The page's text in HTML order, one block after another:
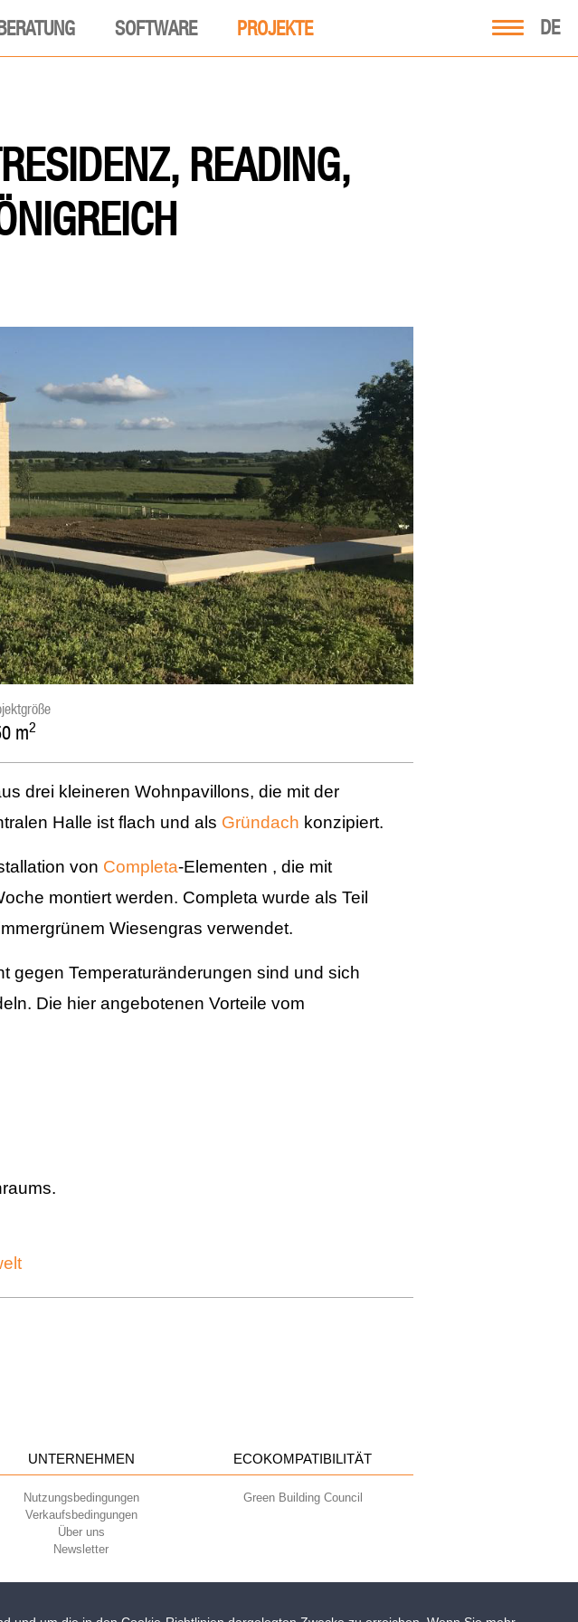
DE
SOFTWARE PROJEKTE
READING,
m2
drei kleineren Wohnpavillons, die mit der
Halle ist flach und als Gründach konzipiert.
von Completa-Elementen , die mit
montiert werden. Completa wurde als Teil
Wiesengras verwendet.
gegen Temperaturänderungen sind und sich
Die hier angebotenen Vorteile vom
UNTERNEHMEN
Nutzungsbedingungen
Verkaufsbedingungen
Über uns
Newsletter
ECOKOMPATIBILITÄT
Green Building Council